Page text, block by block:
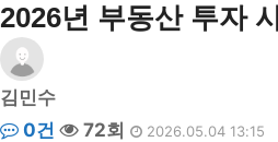
2026년 부동산 투자
김민수
0건
72회 2026.05.04 13:15